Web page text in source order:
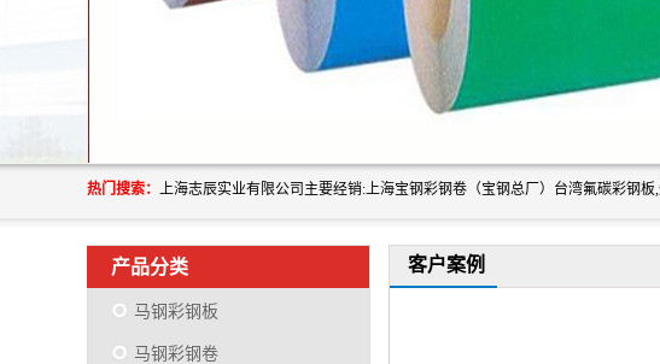
热门搜索：
产品分类
马钢彩钢板
马钢彩钢卷
客户案例